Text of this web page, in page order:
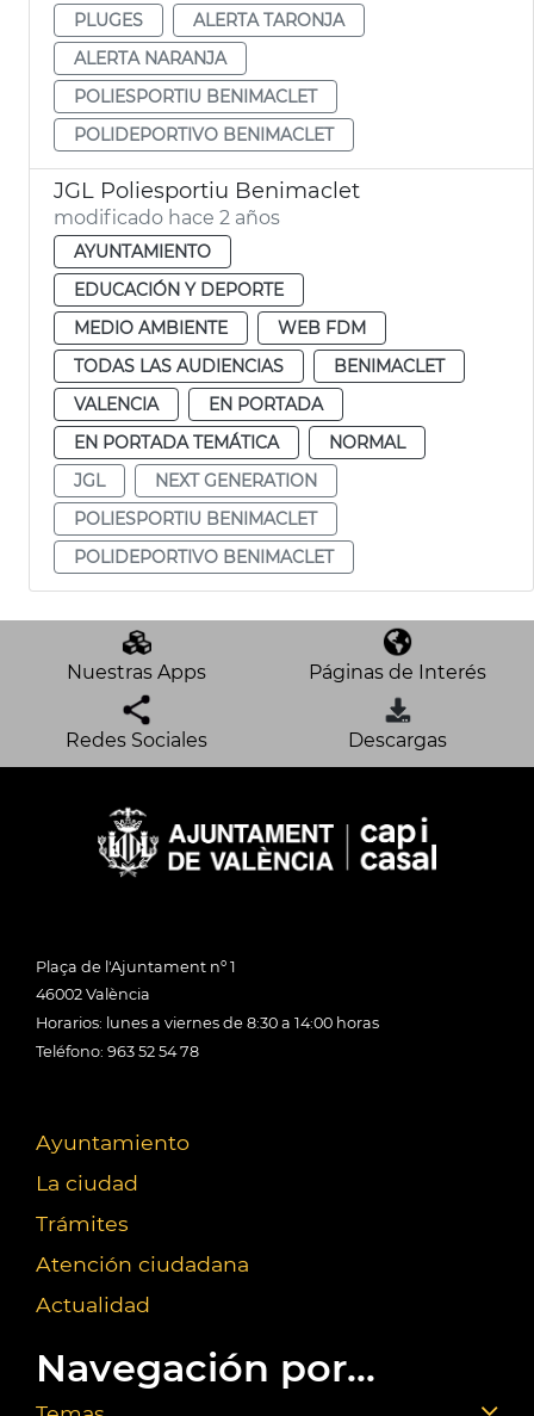
PLUGES
ALERTA TARONJA
ALERTA NARANJA
POLIESPORTIU BENIMACLET
POLIDEPORTIVO BENIMACLET
JGL Poliesportiu Benimaclet
modificado hace 2 años
AYUNTAMIENTO
EDUCACIÓN Y DEPORTE
MEDIO AMBIENTE
WEB FDM
TODAS LAS AUDIENCIAS
BENIMACLET
VALENCIA
EN PORTADA
EN PORTADA TEMÁTICA
NORMAL
JGL
NEXT GENERATION
POLIESPORTIU BENIMACLET
POLIDEPORTIVO BENIMACLET
Nuestras Apps Páginas de Interés
Redes Sociales Descargas
Plaça de l'Ajuntament nº 1
46002 València
Horarios: lunes a viernes de 8:30 a 14:00 horas
Teléfono: 963 52 54 78
Ayuntamiento
La ciudad
Trámites
Atención ciudadana
Actualidad
Navegación por...